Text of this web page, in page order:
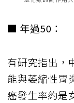
■ 年過50：
有研究指出，
能與萎縮性胃
癌發生率約是